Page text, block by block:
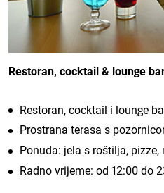
Restoran, cocktail & lounge
Restoran, cocktail i lounge
Prostrana terasa s
Ponuda: jela s roštilja,
Radno vrijeme: od 12:00 do